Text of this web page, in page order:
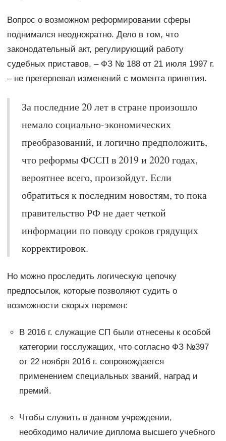
Вопрос о возможном реформировании сферы
поднимался неоднократно. Дело в том, что
законодательный акт, регулирующий работу
судебных приставов, – ФЗ № 188 от 21 июля 1997 г.
– не претерпевал изменений с момента принятия.
За последние 20 лет в стране произошло
немало социально-экономических
преобразований, и логично предположить,
что реформы ФССП в 2019 и 2020 годах,
вероятнее всего, произойдут. Если
обратиться к последним новостям, то пока
правительство РФ не дает четкой
информации по поводу сроков грядущих
корректировок.
Но можно проследить логическую цепочку
предпосылок, которые позволяют судить о
возможности скорых перемен:
В 2016 г. служащие СП были отнесены к особой
категории госслужащих, что согласно ФЗ №397
от 22 ноября 2016 г. сопровождается
применением специальных званий, наград и
премий.
Чтобы служить в данном учреждении,
необходимо наличие диплома высшего учебного